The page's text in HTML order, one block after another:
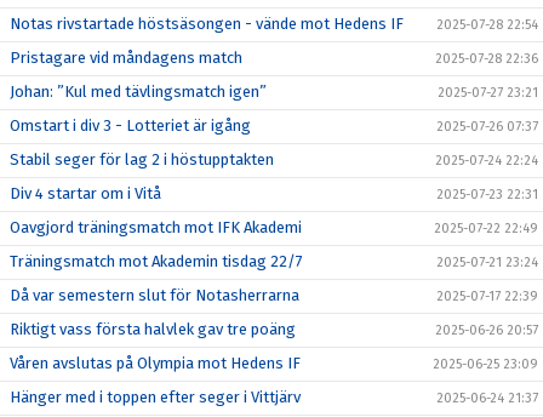
Notas rivstartade höstsäsongen - vände mot Hedens IF 2025-07-28 22:54
Pristagare vid måndagens match 2025-07-28 22:36
Johan: ”Kul med tävlingsmatch igen” 2025-07-27 23:21
Omstart i div 3 - Lotteriet är igång 2025-07-26 07:37
Stabil seger för lag 2 i höstupptakten 2025-07-24 22:24
Div 4 startar om i Vitå 2025-07-23 22:31
Oavgjord träningsmatch mot IFK Akademi 2025-07-22 22:49
Träningsmatch mot Akademin tisdag 22/7 2025-07-21 23:24
Då var semestern slut för Notasherrarna 2025-07-17 22:39
Riktigt vass första halvlek gav tre poäng 2025-06-26 20:57
Våren avslutas på Olympia mot Hedens IF 2025-06-25 23:09
Hänger med i toppen efter seger i Vittjärv 2025-06-24 21:37